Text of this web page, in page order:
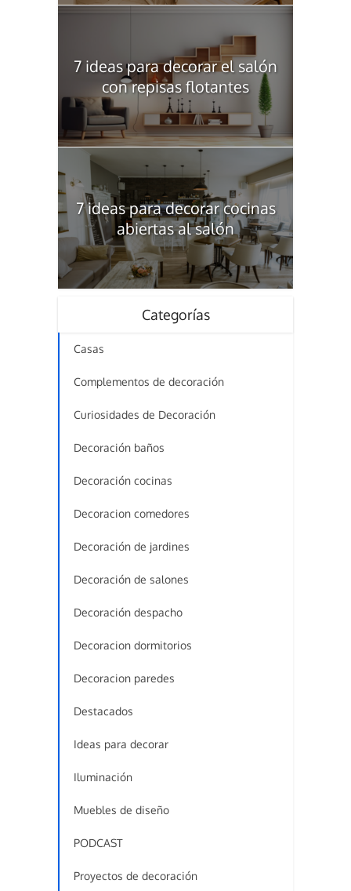
7 ideas para decorar el salón
con repisas flotantes
7 ideas para decorar cocinas
abiertas al salón
Categorías
Casas
Complementos de decoración
Curiosidades de Decoración
Decoración baños
Decoración cocinas
Decoracion comedores
Decoración de jardines
Decoración de salones
Decoración despacho
Decoracion dormitorios
Decoracion paredes
Destacados
Ideas para decorar
Iluminación
Muebles de diseño
PODCAST
Proyectos de decoración